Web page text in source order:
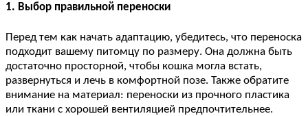
1. Выбор правильной переноски
Перед тем как начать адаптацию, убедитесь, что переноска
подходит вашему питомцу по размеру. Она должна быть
достаточно просторной, чтобы кошка могла встать,
развернуться и лечь в комфортной позе. Также обратите
внимание на материал: переноски из прочного пластика
или ткани с хорошей вентиляцией предпочтительнее.